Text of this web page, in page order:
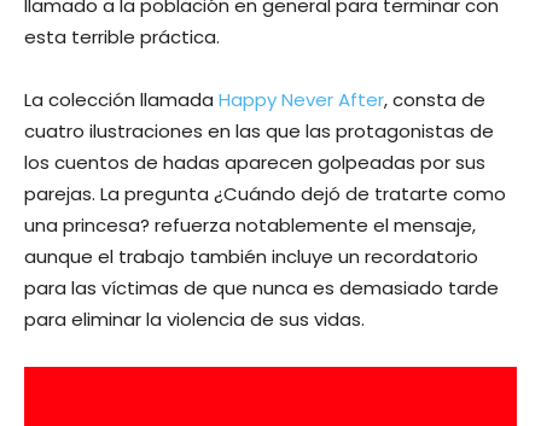
llamado a la población en general para terminar con
esta terrible práctica.
La colección llamada Happy Never After, consta de
cuatro ilustraciones en las que las protagonistas de
los cuentos de hadas aparecen golpeadas por sus
parejas. La pregunta ¿Cuándo dejó de tratarte como
una princesa? refuerza notablemente el mensaje,
aunque el trabajo también incluye un recordatorio
para las víctimas de que nunca es demasiado tarde
para eliminar la violencia de sus vidas.